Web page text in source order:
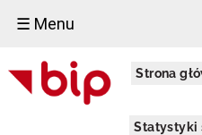
☰ Menu
Strona
Statystyki
Miasto
Pieczęcie